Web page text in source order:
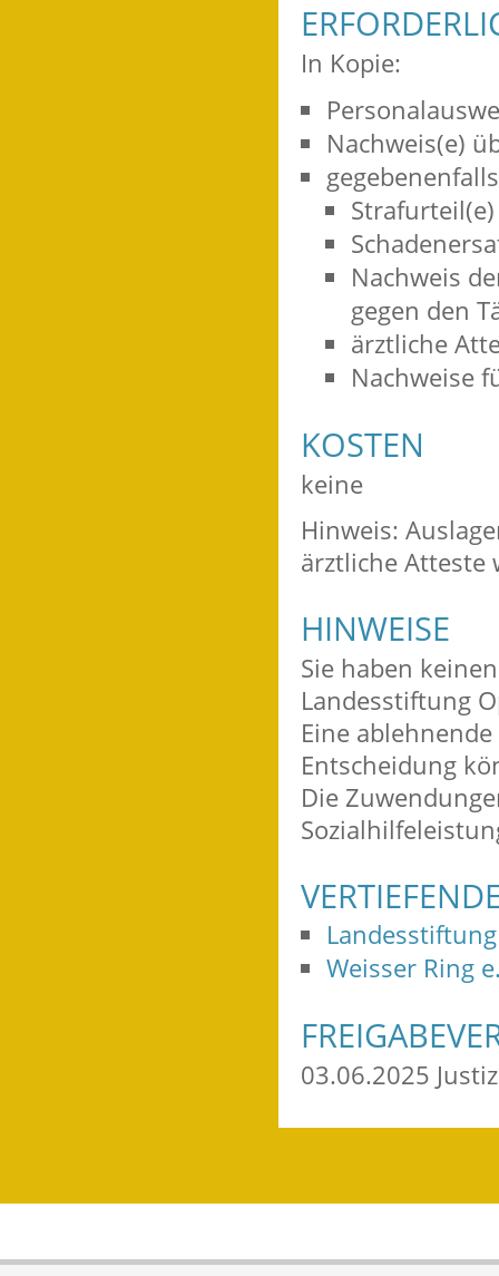
In Kopie:
Nachweis(e)
Strafurteil(e)
Nachweis
gegen den
ärztliche
Nachweise
KOSTEN
keine
Hinweis:
ärztliche Atteste
HINWEISE
Sie haben
Landesstiftung
Eine
Entscheidung
Die
Weisser Ring
03.06.2025